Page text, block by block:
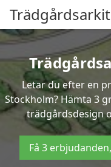
Letar du efter en
Stockholm? Hämta 3
trädgårdsdesign
Få 3